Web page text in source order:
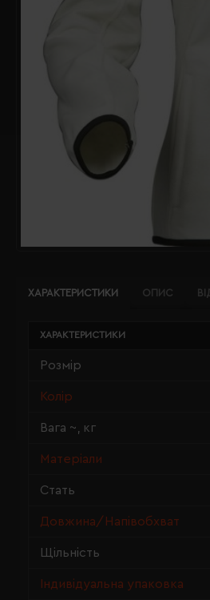
ХАРАКТЕРИСТИКИ ОПИС
ХАРАКТЕРИСТИКИ
Розмір
Колір
Вага ~, кг
Матеріали
Стать
Довжина/Напівобхват
Щільність
Індивідуальна упаковка